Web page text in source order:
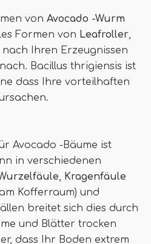
von Avocado -Wurm
Formen von Leafroller,
Ihren Erzeugnissen
Bacillus thrigiensis ist
dass Ihre vorteilhaften
Avocado -Bäume ist
in verschiedenen
, Kragenfäule
Kofferraum) und
breitet sich dies durch
und Blätter trocken
dass Ihr Boden extrem